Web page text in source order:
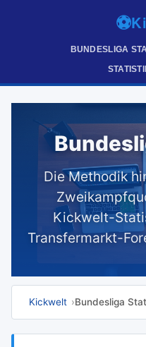
⚽
BUNDESLIGA
Die Methodik
Kickwelt-
Transfermarkt-
Kickwelt Bundesliga